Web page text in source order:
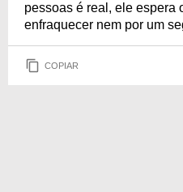
pessoas é real, ele espera
enfraquecer nem por um
COPIAR